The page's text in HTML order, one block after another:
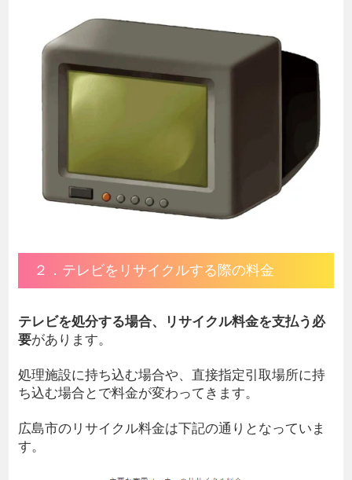
２．テレビをリサイクルする際の料金
テレビを処分する場合、リサイクル料金を支払う必
要があります。
処理施設に持ち込む場合や、直接指定引取場所に持
ち込む場合とで料金が変わってきます。
広島市のリサイクル料金は下記の通りとなっていま
す。